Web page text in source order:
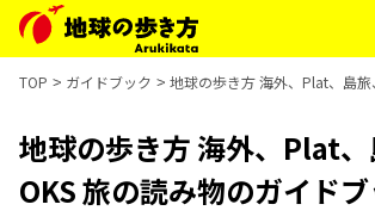
TOP ガイドブック 地球の歩き方 海外、Plat、島
地球の歩き方 海外、Plat
OKS 旅の読み物のガイド